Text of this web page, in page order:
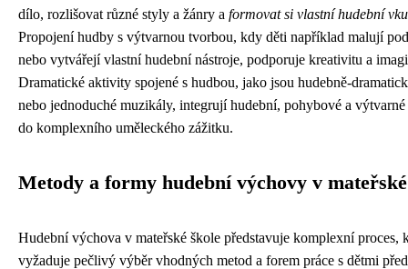
dílo, rozlišovat různé styly a žánry a formovat si vlastní hudební
Propojení hudby s výtvarnou tvorbou, kdy děti například malují
nebo vytvářejí vlastní hudební nástroje, podporuje kreativitu a
Dramatické aktivity spojené s hudbou, jako jsou hudebně-
nebo jednoduché muzikály, integrují hudební, pohybové a
do komplexního uměleckého zážitku.
Metody a formy hudební výchovy v
Hudební výchova v mateřské škole představuje komplexní proces,
vyžaduje pečlivý výběr vhodných metod a forem práce s dětmi